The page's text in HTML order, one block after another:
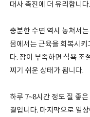
대사 촉진에 더 유리합니다.
충분한 수면 역시 놓쳐서
몸에서는 근육을 회복시키
다. 잠이 부족하면 식욕 조
찌기 쉬운 상태가 됩니다.
하루 7~8시간 정도 질 좋
결입니다. 마지막으로 일